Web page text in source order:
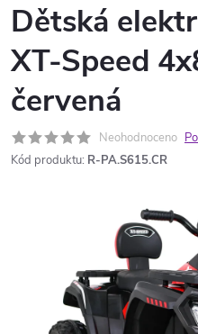
Dětská
XT-Speed
červená
Neohodnoceno
Kód produktu: R-PA.S615.CR